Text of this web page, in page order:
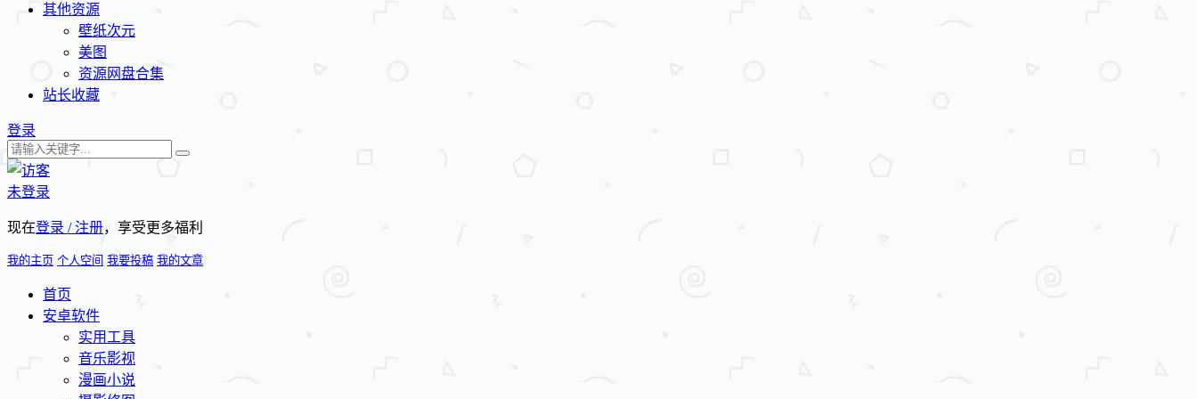
其他资源
壁纸次元
美图
资源网盘合集
站长收藏
登录
未登录
现在登录 / 注册，享受更多福利
我的主页 个人空间 我要投稿 我的文章
首页
安卓软件
实用工具
音乐影视
漫画小说